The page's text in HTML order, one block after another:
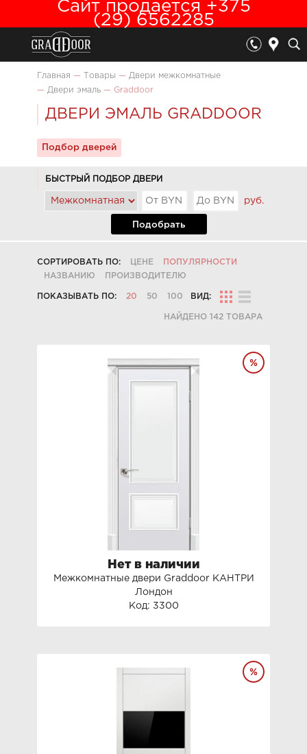
Сайт продается +375
(29) 6562285
Главная — Товары — Двери межкомнатные
— Двери эмаль — Graddoor
ДВЕРИ ЭМАЛЬ GRADDOOR
Подбор дверей
БЫСТРЫЙ ПОДБОР ДВЕРИ
руб.
Подобрать
СОРТИРОВАТЬ ПО: ЦЕНЕ
ПОПУЛЯРНОСТИ
НАЗВАНИЮ
ПРОИЗВОДИТЕЛЮ
ПОКАЗЫВАТЬ ПО: 20 50 100 ВИД:
НАЙДЕНО 142 ТОВАРА
Нет в наличии
Межкомнатные двери Graddoor КАНТРИ
Лондон
Код: 3300